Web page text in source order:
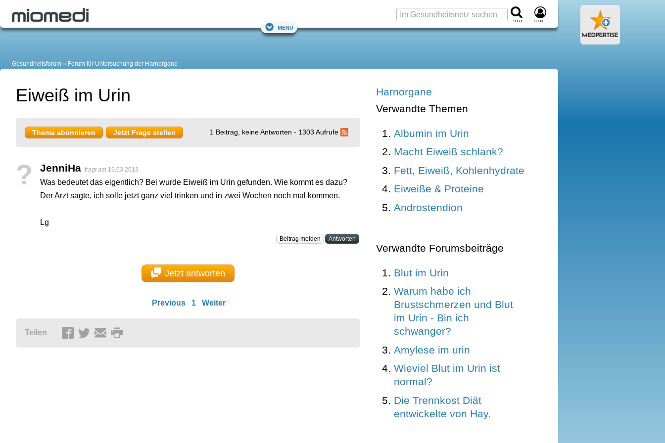
Suche Login
Menü
Gesundheitsforum Forum für Untersuchung der Harnorgane
Eiweiß im Urin
Thema abonnieren Jetzt Frage stellen 1 Beitrag, keine Antworten - 1303 Aufrufe
? JenniHa fragt am 19.03.2013
Was bedeutet das eigentlich? Bei wurde Eiweiß im Urin gefunden. Wie kommt es dazu?
Der Arzt sagte, ich solle jetzt ganz viel trinken und in zwei Wochen noch mal kommen.
Lg
Beitrag melden Antworten
Jetzt antworten
Previous 1 Weiter
Teilen
Harnorgane
Verwandte Themen
Albumin im Urin
Macht Eiweiß schlank?
Fett, Eiweiß, Kohlenhydrate
Eiweiße & Proteine
Androstendion
Verwandte Forumsbeiträge
Blut im Urin
Warum habe ich
Brustschmerzen und Blut
im Urin - Bin ich
schwanger?
Amylese im urin
Wieviel Blut im Urin ist
normal?
Die Trennkost Diät
entwickelte von Hay.